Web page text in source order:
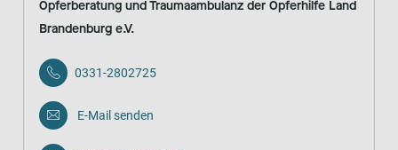
Opferberatung und Traumaambulanz der Opferhilfe Land
Brandenburg e.V.
0331-2802725
E-Mail senden